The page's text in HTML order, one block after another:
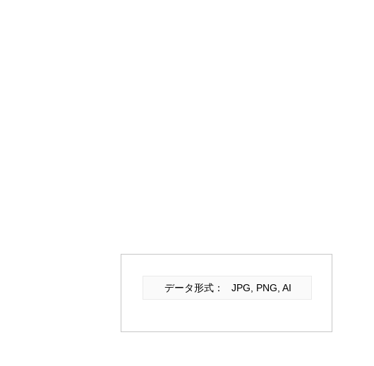
データ形式： JPG, PNG, AI